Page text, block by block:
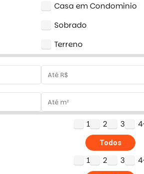
Casa em Condominio
Sobrado
Terreno
1 2 3
Todos
1 2 3